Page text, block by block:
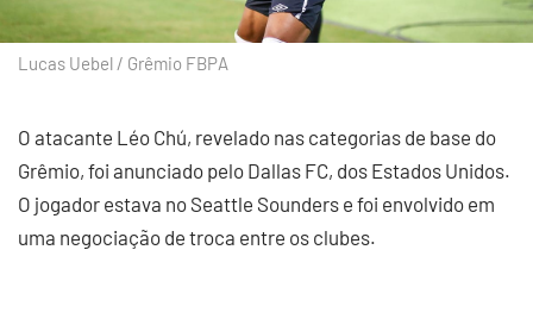
Lucas Uebel / Grêmio FBPA
O atacante Léo Chú, revelado nas categorias de base do
Grêmio, foi anunciado pelo Dallas FC, dos Estados Unidos.
O jogador estava no Seattle Sounders e foi envolvido em
uma negociação de troca entre os clubes.